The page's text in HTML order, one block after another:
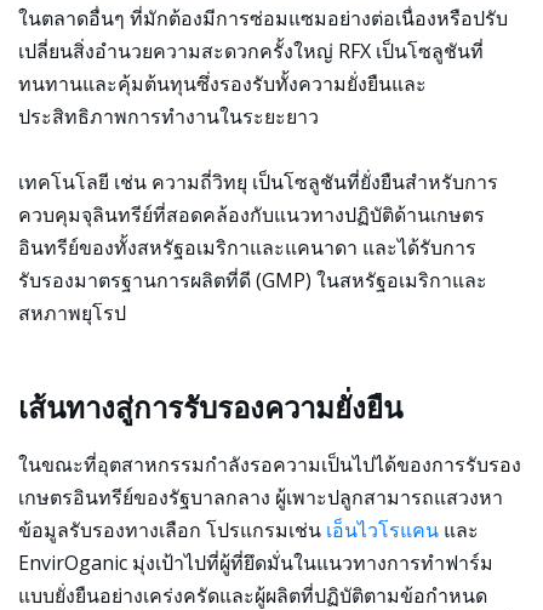
ในตลาดอื่นๆ ที่มักต้องมีการซ่อมแซมอย่างต่อเนื่องหรือปรับ
เปลี่ยนสิ่งอำนวยความสะดวกครั้งใหญ่ RFX เป็นโซลูชันที่
ทนทานและคุ้มต้นทุนซึ่งรองรับทั้งความยั่งยืนและ
ประสิทธิภาพการทำงานในระยะยาว
เทคโนโลยี เช่น ความถี่วิทยุ เป็นโซลูชันที่ยั่งยืนสำหรับการ
ควบคุมจุลินทรีย์ที่สอดคล้องกับแนวทางปฏิบัติด้านเกษตร
อินทรีย์ของทั้งสหรัฐอเมริกาและแคนาดา และได้รับการ
รับรองมาตรฐานการผลิตที่ดี (GMP) ในสหรัฐอเมริกาและ
สหภาพยุโรป
เส้นทางสู่การรับรองความยั่งยืน
ในขณะที่อุตสาหกรรมกำลังรอความเป็นไปได้ของการรับรอง
เกษตรอินทรีย์ของรัฐบาลกลาง ผู้เพาะปลูกสามารถแสวงหา
ข้อมูลรับรองทางเลือก โปรแกรมเช่น เอ็นไวโรแคน และ
EnvirOganic มุ่งเป้าไปที่ผู้ที่ยึดมั่นในแนวทางการทำฟาร์ม
แบบยั่งยืนอย่างเคร่งครัดและผู้ผลิตที่ปฏิบัติตามข้อกำหนด